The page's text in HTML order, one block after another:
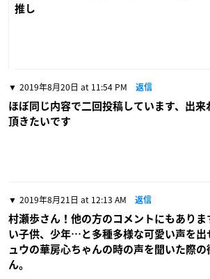
推し
2019年8月20日 at 11:54 PM 返信
ほぼ同じ内容で二回投稿しています、出来
頂きたいです
2019年8月21日 at 12:13 AM 返信
村瀬歩さん！他の方のコメントにもあり
い子供、少年…と多種多様な可愛い声を出
ュウの華房心ちゃんの時の声を聞いた際
ん。